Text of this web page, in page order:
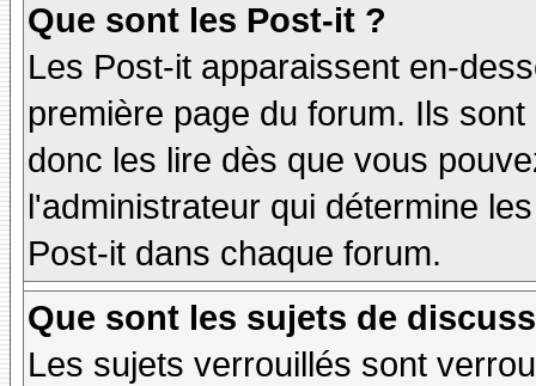
Que sont les Post-it ?
Les Post-it apparaissent en-
première page du forum. Ils
donc les lire dès que vous
l'administrateur qui détermine
Post-it dans chaque forum.
Que sont les sujets de
Les sujets verrouillés sont